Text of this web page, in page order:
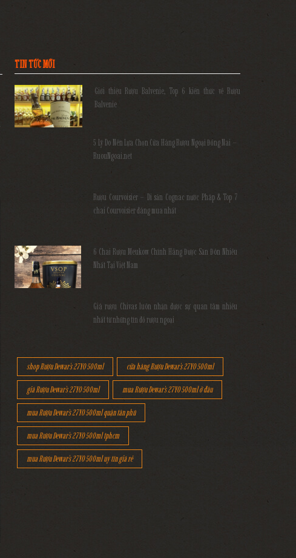
TIN TỨC MỚI
Giới thiệu Rượu Balvenie, Top 6 kiến thức về Rượu
Balvenie
5 Lý Do Nên Lựa Chọn Cửa Hàng Rượu Ngoại Đồng Nai –
RuouNgoai.net
Rượu Courvoisier – Di sản Cognac nước Pháp & Top 7
chai Courvoisier đáng mua nhất
6 Chai Rượu Meukow Chính Hãng Được Săn Đón Nhiều
Nhất Tại Việt Nam
Giá rượu Chivas luôn nhận được sự quan tâm nhiều
nhất từ những tín đồ rượu ngoại
shop Rượu Dewar's 27YO 500ml cửa hàng Rượu Dewar's 27YO 500ml
giá Rượu Dewar's 27YO 500ml mua Rượu Dewar's 27YO 500ml ở đâu
mua Rượu Dewar's 27YO 500ml quận tân phú
mua Rượu Dewar's 27YO 500ml tphcm
mua Rượu Dewar's 27YO 500ml uy tín giá rẻ